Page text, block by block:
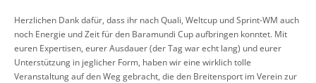
Herzlichen Dank dafür, dass ihr nach Quali, Weltcup und Sprint-WM auch
noch Energie und Zeit für den Baramundi Cup aufbringen konntet. Mit
euren Expertisen, eurer Ausdauer (der Tag war echt lang) und eurer
Unterstützung in jeglicher Form, haben wir eine wirklich tolle
Veranstaltung auf den Weg gebracht, die den Breitensport im Verein zur